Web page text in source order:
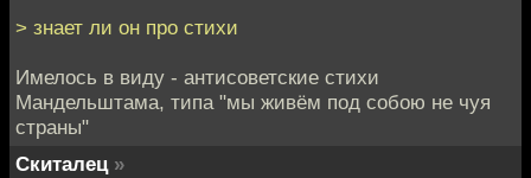
> знает ли он про стихи
Имелось в виду - антисоветские стихи
Мандельштама, типа "мы живём под собою не чуя
страны"
Скиталец »